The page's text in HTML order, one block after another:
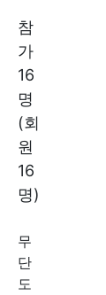
참
가
16
명
(회
원
16
명)
무
단
도